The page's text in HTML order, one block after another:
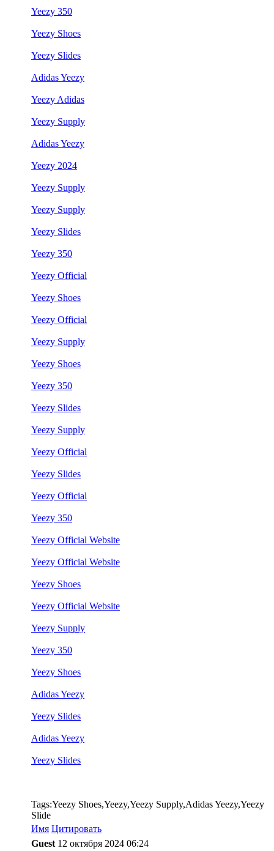
Yeezy 350
Yeezy Shoes
Yeezy Slides
Adidas Yeezy
Yeezy Adidas
Yeezy Supply
Adidas Yeezy
Yeezy 2024
Yeezy Supply
Yeezy Supply
Yeezy Slides
Yeezy 350
Yeezy Official
Yeezy Shoes
Yeezy Official
Yeezy Supply
Yeezy Shoes
Yeezy 350
Yeezy Slides
Yeezy Supply
Yeezy Official
Yeezy Slides
Yeezy Official
Yeezy 350
Yeezy Official Website
Yeezy Official Website
Yeezy Shoes
Yeezy Official Website
Yeezy Supply
Yeezy 350
Yeezy Shoes
Adidas Yeezy
Yeezy Slides
Adidas Yeezy
Yeezy Slides
Tags:Yeezy Shoes,Yeezy,Yeezy Supply,Adidas Yeezy,Yeezy
Slide
Имя Цитировать
Guest 12 октября 2024 06:24